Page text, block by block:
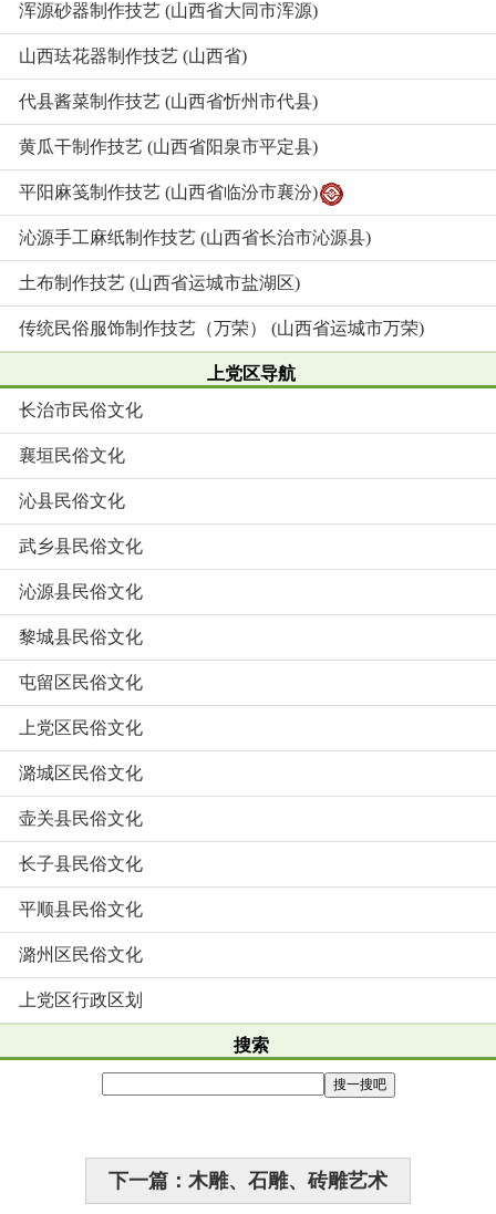
浑源砂器制作技艺 (山西省大同市浑源)
山西珐花器制作技艺 (山西省)
代县酱菜制作技艺 (山西省忻州市代县)
黄瓜干制作技艺 (山西省阳泉市平定县)
平阳麻笺制作技艺 (山西省临汾市襄汾)
沁源手工麻纸制作技艺 (山西省长治市沁源县)
土布制作技艺 (山西省运城市盐湖区)
传统民俗服饰制作技艺（万荣） (山西省运城市万荣)
上党区导航
长治市民俗文化
襄垣民俗文化
沁县民俗文化
武乡县民俗文化
沁源县民俗文化
黎城县民俗文化
屯留区民俗文化
上党区民俗文化
潞城区民俗文化
壶关县民俗文化
长子县民俗文化
平顺县民俗文化
潞州区民俗文化
上党区行政区划
搜索
下一篇：木雕、石雕、砖雕艺术